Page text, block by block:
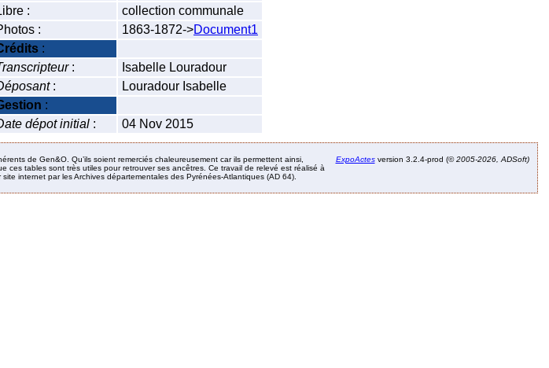
:
collection communale
:
1863-1872->Document1
:
:
Isabelle Louradour
:
Louradour Isabelle
:
dépot initial : 04 Nov 2015
de Gen&O. Qu’ils soient remerciés chaleureusement car ils permettent ainsi,
ces tables sont très utiles pour retrouver ses ancêtres. Ce travail de relevé est réalisé à
internet par les Archives départementales des Pyrénées-Atlantiques (AD 64).
ExpoActesversion 3.2.4-prod (©2005-2026, ADSoft)